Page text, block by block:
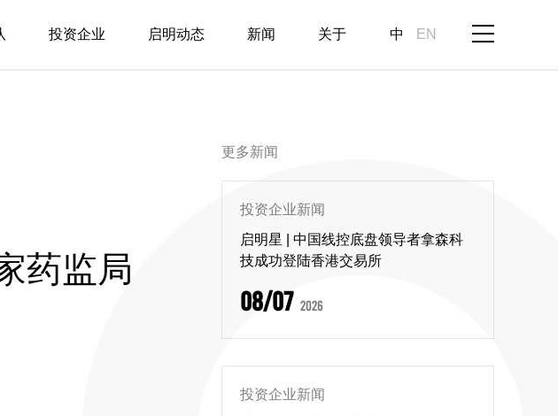
中 EN
投资企业 启明动态 新闻 关于
药监局
更多新闻
投资企业新闻
启明星 | 中国线控底盘领导者拿森科
技成功登陆香港交易所
08/07 2026
投资企业新闻